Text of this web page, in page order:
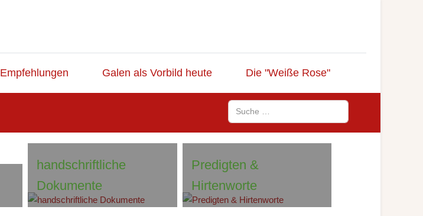
Empfehlungen Galen als Vorbild heute Die "Weiße Rose"
Suchen
handschriftliche
Dokumente
Predigten &
Hirtenworte